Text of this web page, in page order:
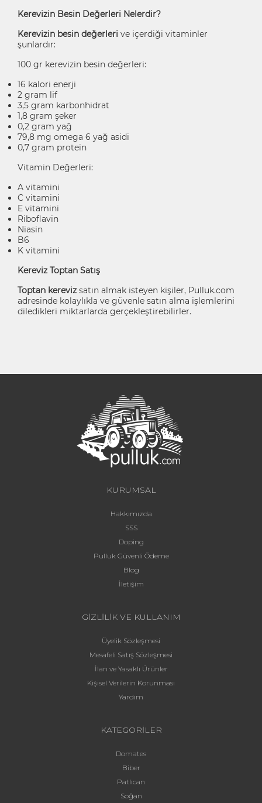
Kerevizin Besin Değerleri Nelerdir?
Kerevizin besin değerleri ve içerdiği vitaminler
şunlardır:
100 gr kerevizin besin değerleri:
16 kalori enerji
2 gram lif
3,5 gram karbonhidrat
1,8 gram şeker
0,2 gram yağ
79,8 mg omega 6 yağ asidi
0,7 gram protein
Vitamin Değerleri:
A vitamini
C vitamini
E vitamini
Riboflavin
Niasin
B6
K vitamini
Kereviz Toptan Satış
Toptan kerevizsatın almak isteyen kişiler, Pulluk.com
adresinde kolaylıkla ve güvenle satın alma işlemlerini
diledikleri miktarlarda gerçekleştirebilirler.
KURUMSAL
Hakkımızda
SSS
Doping
Pulluk Güvenli Ödeme
Blog
İletişim
GİZLİLİK VE KULLANIM
Üyelik Sözleşmesi
Mesafeli Satış Sözleşmesi
İlan ve Yasaklı Ürünler
Kişisel Verilerin Korunması
Yardım
KATEGORİLER
Domates
Biber
Patlıcan
Soğan